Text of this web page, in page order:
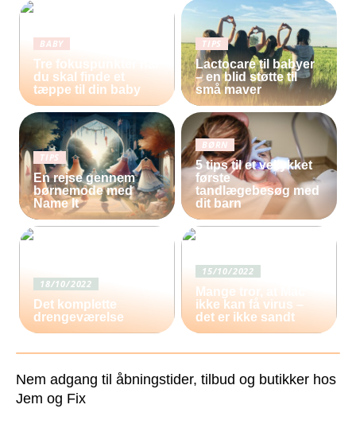
BABY
Tre fokuspunkter når
du skal finde et
tæppe til din baby
TIPS
Lactocare til babyer
– en blid støtte til
små maver
TIPS
En rejse gennem
børnemode med
Name It
BØRN
5 tips til et vellykket
første
tandlægebesøg med
dit barn
18/10/2022
Det komplette
drengeværelse
15/10/2022
Mange tror, at Mac
ikke kan få virus –
det er ikke sandt
Nem adgang til åbningstider, tilbud og butikker hos
Jem og Fix